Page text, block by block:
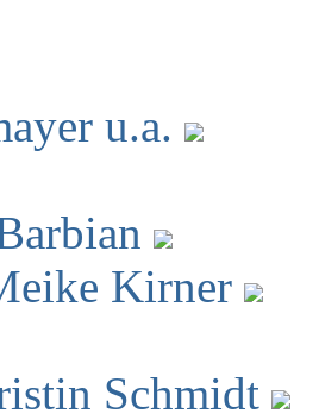
u.a.
Kirner
Schmidt